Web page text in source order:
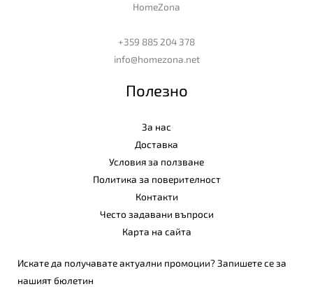
HomeZona
+359 885 204 378
info@homezona.net
Полезно
За нас
Доставка
Условия за ползване
Политика за поверителност
Контакти
Често задавани въпроси
Карта на сайта
Искате да получавате актуални промоции? Запишете се за
нашият бюлетин